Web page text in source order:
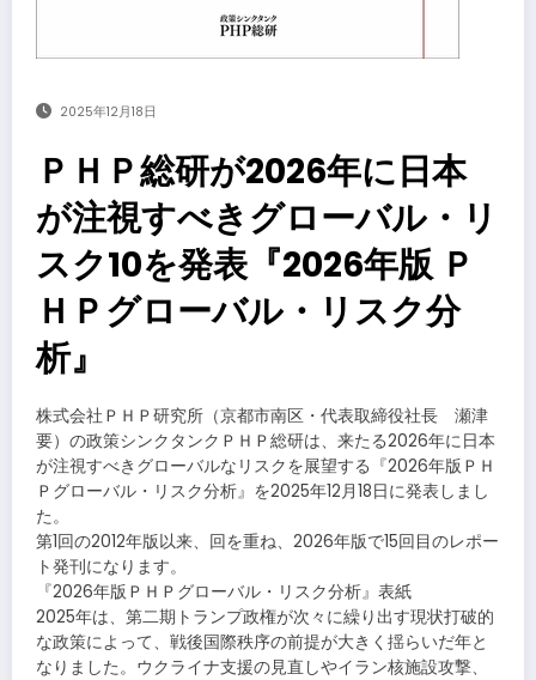
2025年12月18日
ＰＨＰ総研が2026年に日本
が注視すべきグローバル・リ
スク10を発表『2026年版 Ｐ
ＨＰグローバル・リスク分
析』
株式会社ＰＨＰ研究所（京都市南区・代表取締役社長 瀬津
要）の政策シンクタンクＰＨＰ総研は、来たる2026年に日本
が注視すべきグローバルなリスクを展望する『2026年版ＰＨ
Ｐグローバル・リスク分析』を2025年12月18日に発表しまし
た。
第1回の2012年版以来、回を重ね、2026年版で15回目のレポー
ト発刊になります。
『2026年版ＰＨＰグローバル・リスク分析』表紙
2025年は、第二期トランプ政権が次々に繰り出す現状打破的
な政策によって、戦後国際秩序の前提が大きく揺らいだ年と
なりました。ウクライナ支援の見直しやイラン核施設攻撃、